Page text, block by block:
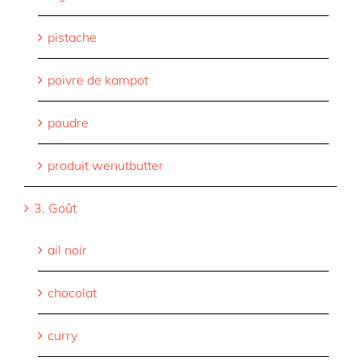
pistache
poivre de kampot
poudre
produit wenutbutter
3. Goût
ail noir
chocolat
curry